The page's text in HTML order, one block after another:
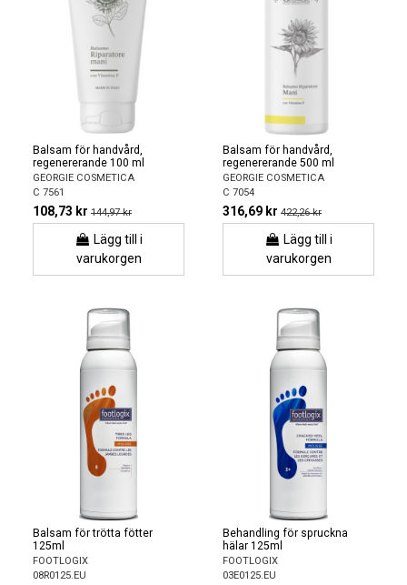
Balsam för handvård,
regenererande 100 ml
GEORGIE COSMETICA
C 7561
108,73 kr 144,97 kr
Lägg till i
varukorgen
Balsam för handvård,
regenererande 500 ml
GEORGIE COSMETICA
C 7054
316,69 kr 422,26 kr
Lägg till i
varukorgen
Balsam för trötta fötter
125ml
FOOTLOGIX
08R0125.EU
Behandling för spruckna
hälar 125ml
FOOTLOGIX
03E0125.EU